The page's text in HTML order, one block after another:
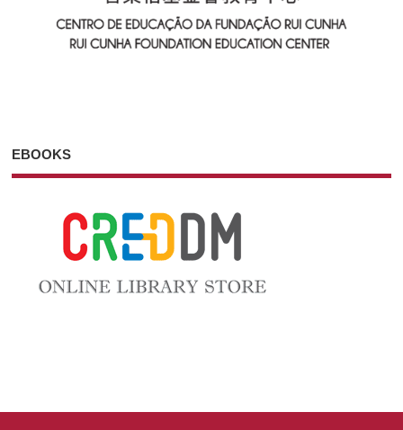
EBOOKS